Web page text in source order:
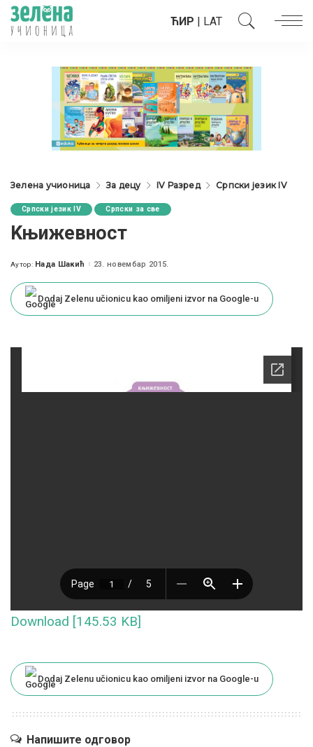
ЋИР | LAT
Зелена учионица За децу IV Разред Српски језик IV
Српски језик IV Српски за све
Kњижевност
Posted
Аутор: Нада Шакић 23. новембар 2015.
Dodaj Zelenu učionicu kao omiljeni izvor na Google-u
Download [145.53 KB]
Dodaj Zelenu učionicu kao omiljeni izvor na Google-u
Напишите одговор